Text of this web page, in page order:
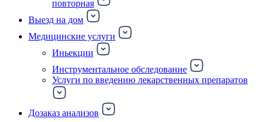
повторная
Выезд на дом
Медицинские услуги
Иньекции
Инструментальное обследование
Услуги по введению лекарственных препаратов
Дозаказ анализов